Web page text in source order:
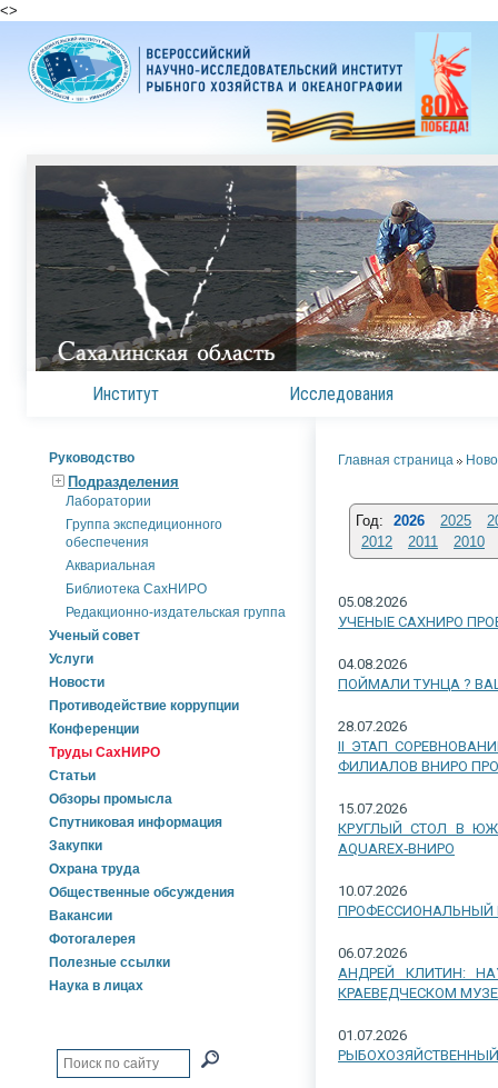
<>
Институт Исследования
Руководство
Подразделения
Лаборатории
Группа экспедиционного
обеспечения
Аквариальная
Библиотека СахНИРО
Редакционно-издательская группа
Ученый совет
Услуги
Новости
Противодействие коррупции
Конференции
Труды СахНИРО
Статьи
Обзоры промысла
Спутниковая информация
Закупки
Охрана труда
Общественные обсуждения
Вакансии
Фотогалерея
Полезные ссылки
Наука в лицах
Главная страница
Год: 2026 2025
2012
2011 2010
05.08.2026
УЧЕНЫЕ САХНИРО
04.08.2026
ПОЙМАЛИ ТУНЦА ?
28.07.2026
II ЭТАП
ФИЛИАЛОВ ВНИРО
15.07.2026
КРУГЛЫЙ СТОЛ В
AQUAREX‑ВНИРО
10.07.2026
ПРОФЕССИОНАЛЬНЫЙ
06.07.2026
АНДРЕЙ КЛИТИН:
КРАЕВЕДЧЕСКОМ
01.07.2026